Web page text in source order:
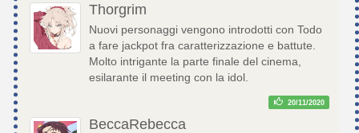
Thorgrim
Nuovi personaggi vengono introdotti con Todo
a fare jackpot fra caratterizzazione e battute.
Molto intrigante la parte finale del cinema,
esilarante il meeting con la idol.
20/11/2020
BeccaRebecca